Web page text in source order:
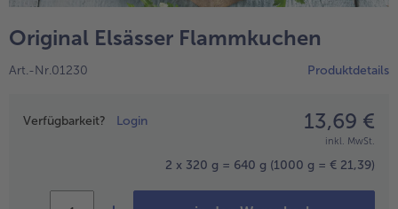
alle Küchenutensilien
alle bofrost*free
alle bofrost*plus.
Pflanzliche Alternativprodukte
Original Elsässer Flammkuchen
Art.-Nr.01230 Produktdetails
Preisangabe
Verfügbarkeit? Login 13,69 €
inkl. MwSt.
2 x 320 g = 640 g (1000 g = € 21,39)